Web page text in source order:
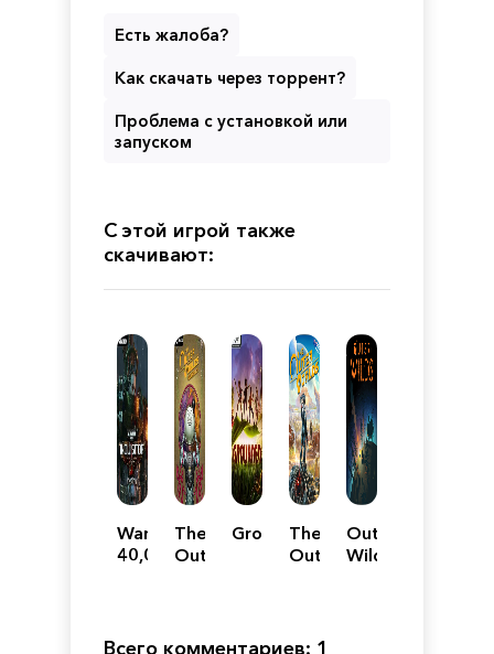
Есть жалоба?
Как скачать через торрент?
Проблема с установкой или
запуском
С этой игрой также
скачивают:
Warhammer
40,000:
The
Outer
Edition
Grounded
The
Outer
Outer
Wilds
Всего комментариев: 1